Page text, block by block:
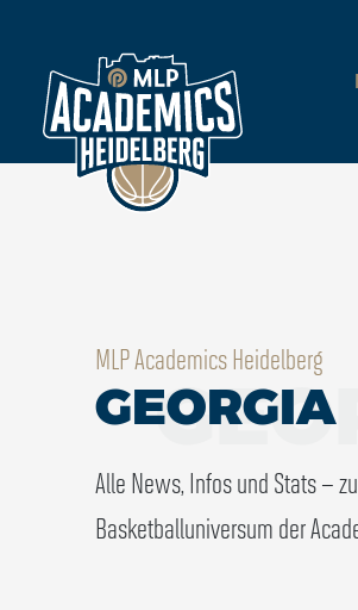
MLP Academics Heidelberg
GEORGIA
Alle News, Infos und Stats –
Basketballuniversum der